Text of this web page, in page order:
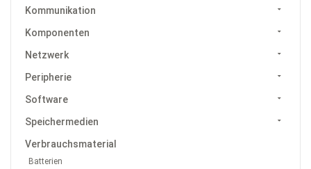
Kommunikation
Komponenten
Netzwerk
Peripherie
Software
Speichermedien
Verbrauchsmaterial
Batterien